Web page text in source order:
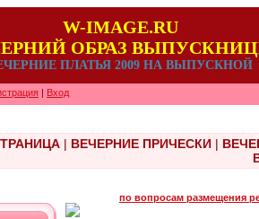
W-IMAGE.RU
ОБРАЗ
ПЛАТЬЯ 2009 НА ВЫПУСКНОЙ
| Вход
| ВЕЧЕРНИЕ ПРИЧЕСКИ|
по вопросам размещения